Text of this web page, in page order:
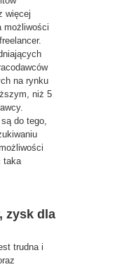
więcej
możliwości
na rynku
niż 5
do tego,
taka
zysk dla
trudna i